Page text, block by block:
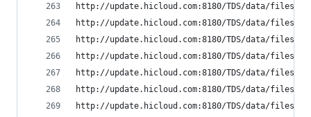
http://update.hicloud.com:8180/TDS/data/files/p9/
http://update.hicloud.com:8180/TDS/data/files/p9/
http://update.hicloud.com:8180/TDS/data/files/p9/
http://update.hicloud.com:8180/TDS/data/files/p9/
http://update.hicloud.com:8180/TDS/data/files/p9/
http://update.hicloud.com:8180/TDS/data/files/p9/
http://update.hicloud.com:8180/TDS/data/files/p9/